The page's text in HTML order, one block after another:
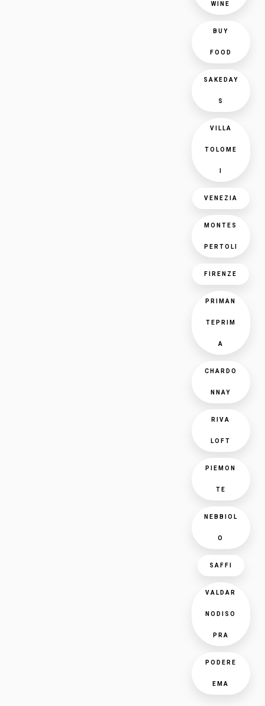
WINE
BUY
FOOD
SAKEDAY
S
VILLA
TOLOME
VENEZIA
MONTES
PERTOLI
FIRENZE
PRIMAN
TEPRIM
A
CHARDO
NNAY
RIVA
LOFT
PIEMON
TE
NEBBIOL
O
SAFFI
VALDAR
NODISO
PRA
PODERE
EMA